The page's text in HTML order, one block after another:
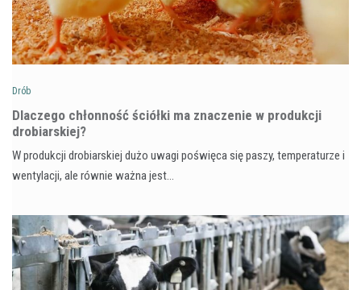
Drób
Dlaczego chłonność ściółki ma znaczenie w produkcji
drobiarskiej?
W produkcji drobiarskiej dużo uwagi poświęca się paszy, temperaturze i
wentylacji, ale równie ważna jest…